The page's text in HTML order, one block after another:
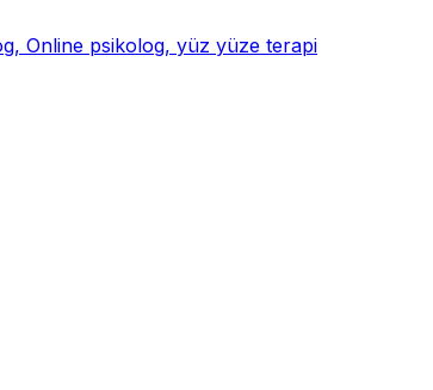
Online psikolog, yüz yüze terapi